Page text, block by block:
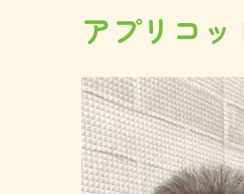
アプリコ